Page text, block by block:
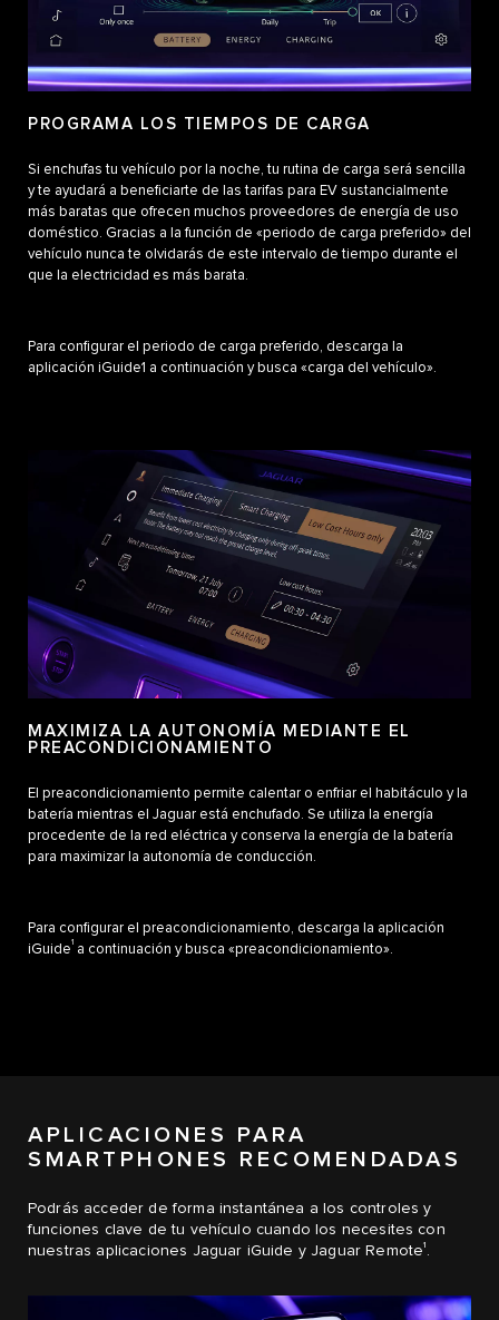
PROGRAMA LOS TIEMPOS DE CARGA
Si enchufas tu vehículo por la noche, tu rutina de carga será sencilla
y te ayudará a beneficiarte de las tarifas para EV sustancialmente
más baratas que ofrecen muchos proveedores de energía de uso
doméstico. Gracias a la función de «periodo de carga preferido» del
vehículo nunca te olvidarás de este intervalo de tiempo durante el
que la electricidad es más barata.
Para configurar el periodo de carga preferido, descarga la
aplicación iGuide1 a continuación y busca «carga del vehículo».
MAXIMIZA LA AUTONOMÍA MEDIANTE EL
PREACONDICIONAMIENTO
El preacondicionamiento permite calentar o enfriar el habitáculo y la
batería mientras el Jaguar está enchufado. Se utiliza la energía
procedente de la red eléctrica y conserva la energía de la batería
para maximizar la autonomía de conducción.
Para configurar el preacondicionamiento, descarga la aplicación
iGuide1 a continuación y busca «preacondicionamiento».
APLICACIONES PARA
SMARTPHONES RECOMENDADAS
Podrás acceder de forma instantánea a los controles y
funciones clave de tu vehículo cuando los necesites con
nuestras aplicaciones Jaguar iGuide y Jaguar Remote1 .